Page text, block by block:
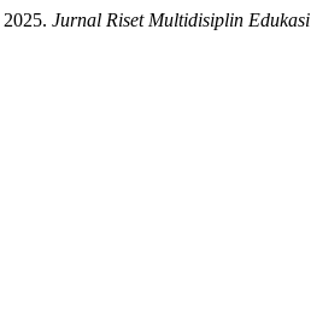
Jurnal Riset Multidisiplin Edukasi